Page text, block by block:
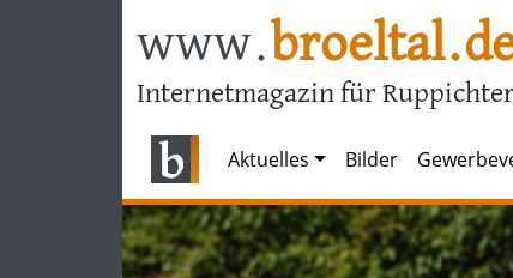
www.
Internetmagazin für
Aktuelles Bilder